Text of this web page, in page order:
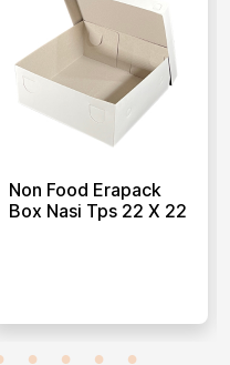
Non Food Erapack
Box Nasi Tps 22 X 22